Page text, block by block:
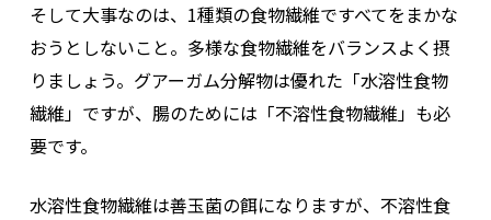
そして大事なのは、1種類の食物繊維ですべてをまかな
おうとしないこと。多様な食物繊維をバランスよく摂
りましょう。グアーガム分解物は優れた「水溶性食物
繊維」ですが、腸のためには「不溶性食物繊維」も必
要です。
水溶性食物繊維は善玉菌の餌になりますが、不溶性食